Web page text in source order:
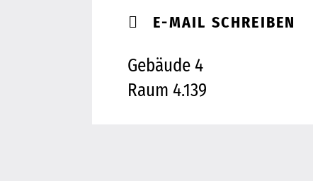
E-MAIL SCHREIBEN
Gebäude 4
Raum 4.139